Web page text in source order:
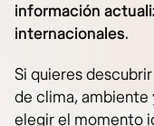
información
internacionales.
Si quieres
de clima, ambiente
elegir el momento